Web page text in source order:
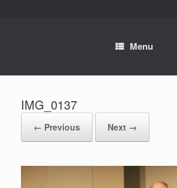
Menu
IMG_0137
← Previous Next →